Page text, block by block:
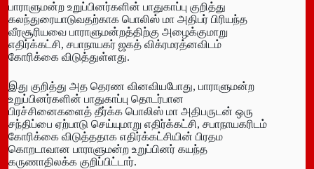
பாராளுமன்ற உறுப்பினர்களின் பாதுகாப்பு குறித்து
கலந்துரையாடுவதற்காக பொலிஸ் மா அதிபர் பிரியந்த
வீரசூரியவை பாராளுமன்றத்திற்கு அழைக்குமாறு
எதிர்க்கட்சி, சபாநாயகர் ஜகத் விக்ரமரத்னவிடம்
கோரிக்கை விடுத்துள்ளது.
இது குறித்து அத தெரண வினவியபோது, பாராளுமன்ற
உறுப்பினர்களின் பாதுகாப்பு தொடர்பான
பிரச்சினைகளைத் தீர்க்க பொலிஸ் மா அதிபருடன் ஒரு
சந்திப்பை ஏற்பாடு செய்யுமாறு எதிர்க்கட்சி, சபாநாயகரிடம்
கோரிக்கை விடுத்ததாக எதிர்க்கட்சியின் பிரதம
கொறடாவான பாராளுமன்ற உறுப்பினர் கயந்த
கருணாதிலக்க குறிப்பிட்டார்.